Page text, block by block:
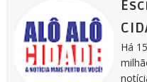
Há